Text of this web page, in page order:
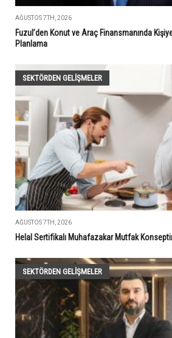
AĞUSTOS 7TH, 2026
Fuzul’den Konut ve Araç Finansmanında
Planlama
SEKTÖRDEN GELIŞMELER
AĞUSTOS 7TH, 2026
Helal Sertifikalı Muhafazakar Mutfak
SEKTÖRDEN GELIŞMELER